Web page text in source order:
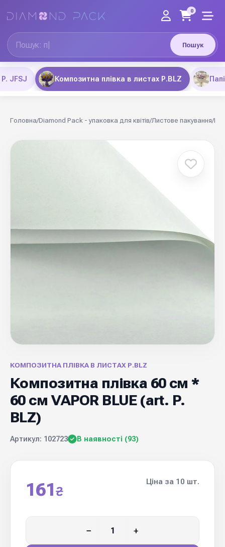
Пошук
0
JFSJ Композитна плівка в листах Р.BLZ
Головна/Diamond Pack - упаковка для квітів/Листове пакування/
КОМПОЗИТНА ПЛІВКА В ЛИСТАХ Р.BLZ
Композитна плівка 60 см *
60 см VAPOR BLUE (art. P.
BLZ)
Артикул: 102723 В наявності (93)
161₴
Ціна за 10 шт.
− +